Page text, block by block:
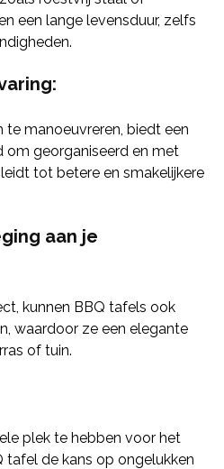
een lange levensduur, zelfs
:
manoeuvreren, biedt een
om georganiseerd en met
tot betere en smakelijkere
aan je
kunnen BBQ tafels ook
waardoor ze een elegante
of tuin.
plek te hebben voor het
tafel de kans op ongelukken